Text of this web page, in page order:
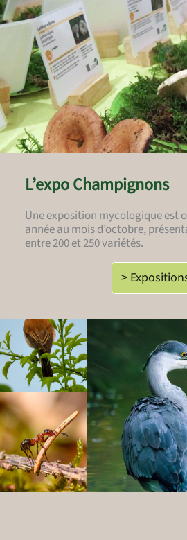
L’expo Champignons
Une exposition mycologique est
année au mois d’octobre,
entre 200 et 250 variétés.
>